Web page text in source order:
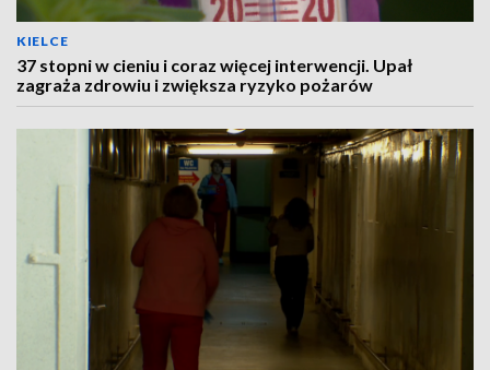
KIELCE
37 stopni w cieniu i coraz więcej interwencji. Upał
zagraża zdrowiu i zwiększa ryzyko pożarów